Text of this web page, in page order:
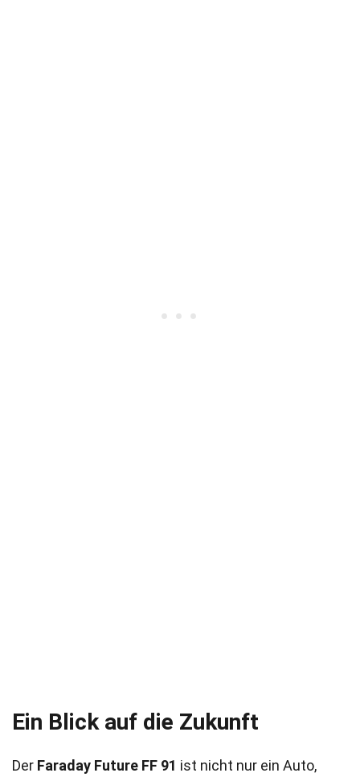
Ein Blick auf die Zukunft
Der Faraday Future FF 91 ist nicht nur ein Auto,